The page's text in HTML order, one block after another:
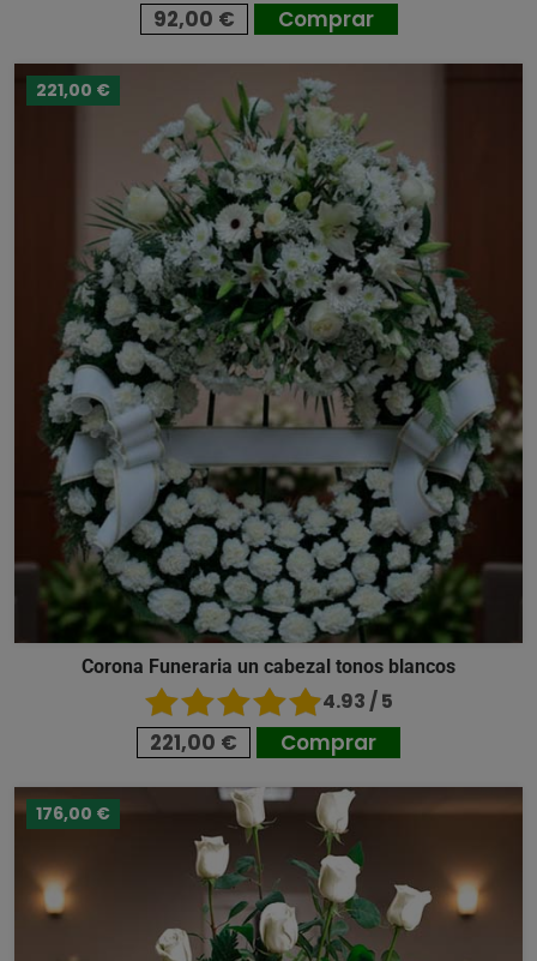
92,00 € Comprar
221,00 €
Corona Funeraria un cabezal tonos blancos
4.93 / 5
221,00 € Comprar
176,00 €